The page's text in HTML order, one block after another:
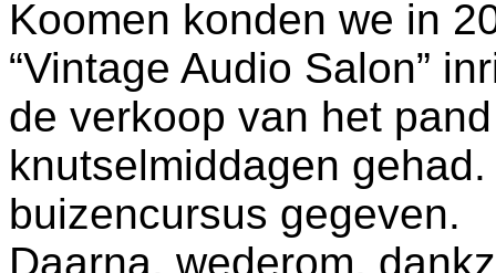
Koomen konden we in
“Vintage Audio Salon”
de verkoop van het
knutselmiddagen
buizencursus gegeven.
Daarna, wederom,